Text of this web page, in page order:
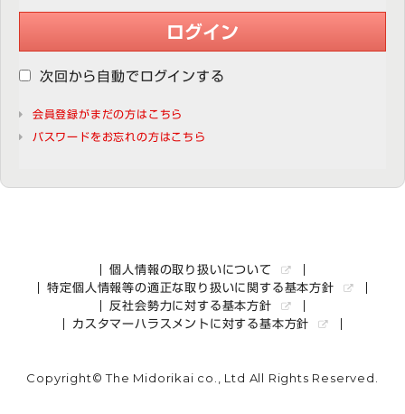
ログイン
次回から自動でログインする
会員登録がまだの方はこちら
パスワードをお忘れの方はこちら
個人情報の取り扱いについて
特定個人情報等の適正な取り扱いに関する基本方針
反社会勢力に対する基本方針
カスタマーハラスメントに対する基本方針
Copyright© The Midorikai co., Ltd All Rights Reserved.